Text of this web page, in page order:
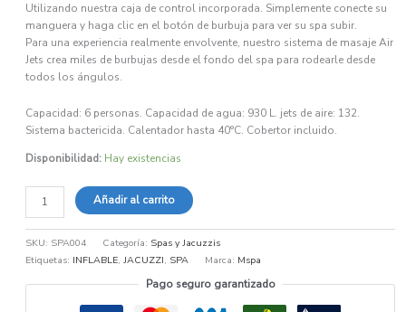
Utilizando nuestra caja de control incorporada. Simplemente conecte su
manguera y haga clic en el botón de burbuja para ver su spa subir.
Para una experiencia realmente envolvente, nuestro sistema de masaje Air
Jets crea miles de burbujas desde el fondo del spa para rodearle desde
todos los ángulos.
Capacidad: 6 personas. Capacidad de agua: 930 L. jets de aire: 132.
Sistema bactericida. Calentador hasta 40°C. Cobertor incluido.
Disponibilidad: Hay existencias
Añadir al carrito
SKU: SPA004 Categoría: Spas y Jacuzzis
Etiquetas: INFLABLE,JACUZZI, SPA Marca: Mspa
Pago seguro garantizado